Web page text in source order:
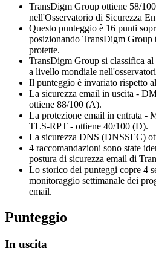
TransDigm Group ottiene 58/
nell'Osservatorio di Sicurezza
Questo punteggio è 16 punti
posizionando TransDigm Group
protette.
TransDigm Group si classifica
a livello mondiale
Il punteggio è invariato rispetto
La sicurezza email in uscita -
ottiene 88/100 (A).
La protezione email in entrata
TLS-RPT - ottiene 40/100 (D).
La sicurezza DNS (DNSSEC)
4 raccomandazioni sono state
postura di sicurezza email di
Lo storico dei punteggi copre 4
monitoraggio settimanale dei
email.
Punteggio
In uscita